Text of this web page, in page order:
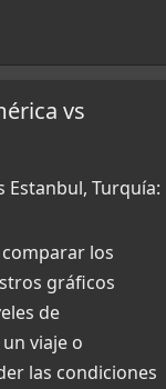
vs
Estanbul, Turquía:
los
gráficos
de
viaje o
las condiciones